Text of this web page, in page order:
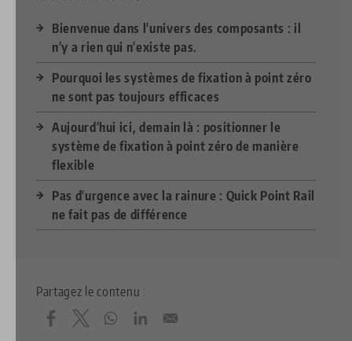
Bienvenue dans l'univers des composants : il
n'y a rien qui n'existe pas.
Pourquoi les systèmes de fixation à point zéro
ne sont pas toujours efficaces
Aujourd'hui ici, demain là : positionner le
système de fixation à point zéro de manière
flexible
Pas d'urgence avec la rainure : Quick Point Rail
ne fait pas de différence
Partagez le contenu :